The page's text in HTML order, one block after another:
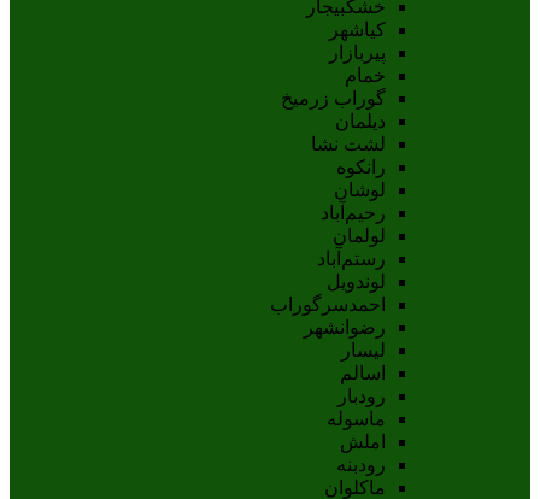
خشکبیجار
کیاشهر
پیربازار
خمام
گوراب زرمیخ
دیلمان
لشت نشا
رانکوه
لوشان
رحیم‌آباد
لولمان
رستم‌آباد
لوندویل
احمدسرگوراب
رضوانشهر
لیسار
اسالم
رودبار
ماسوله
املش
رودبنه
ماکلوان